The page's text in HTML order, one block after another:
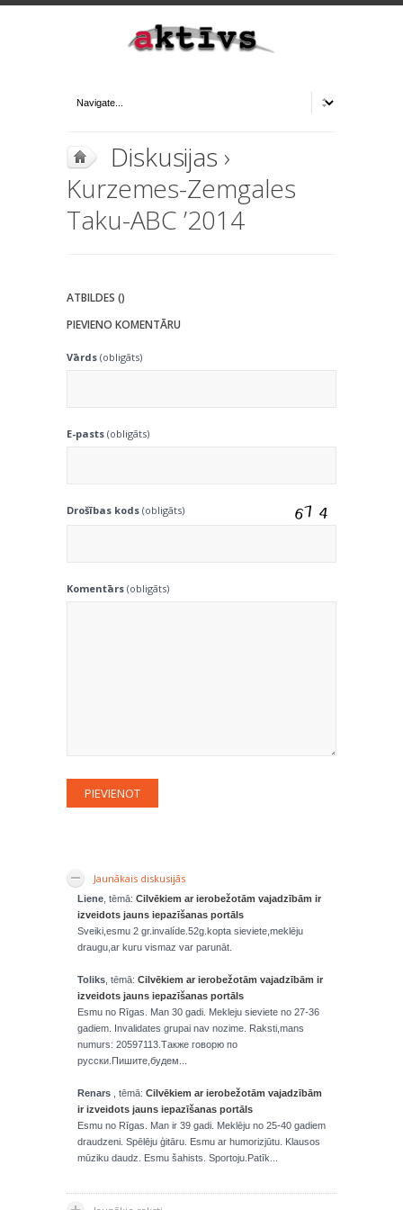
Diskusijas ›
Kurzemes-Zemgales
Taku-ABC ’2014
ATBILDES ()
PIEVIENO KOMENTĀRU
Vārds (obligāts)
E-pasts (obligāts)
Drošības kods (obligāts)
Komentārs (obligāts)
Jaunākais diskusijās
Liene , tēmā: Cilvēkiem ar ierobežotām vajadzībām ir
izveidots jauns iepazīšanas portāls
Sveiki,esmu 2 gr.invalíde.52g.kopta sieviete,meklēju
draugu,ar kuru vismaz var parunāt.
Toliks , tēmā: Cilvēkiem ar ierobežotām vajadzībām ir
izveidots jauns iepazīšanas portāls
Esmu no Rīgas. Man 30 gadi. Mekleju sieviete no 27-36
gadiem. Invalidates grupai nav nozime. Raksti,mans
numurs: 20597113.Также говорю по
русски.Пишите,будем...
Renars , tēmā: Cilvēkiem ar ierobežotām vajadzībām
ir izveidots jauns iepazīšanas portāls
Esmu no Rīgas. Man ir 39 gadi. Meklēju no 25-40 gadiem
draudzeni. Spēlēju ģitāru. Esmu ar humorizjūtu. Klausos
mūziku daudz. Esmu šahists. Sportoju.Patīk...